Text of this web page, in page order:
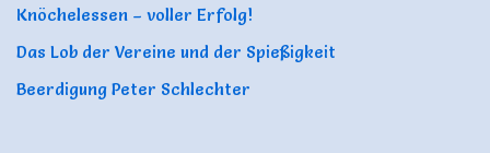
Knöchelessen – voller Erfolg!
Das Lob der Vereine und der Spießigkeit
Beerdigung Peter Schlechter